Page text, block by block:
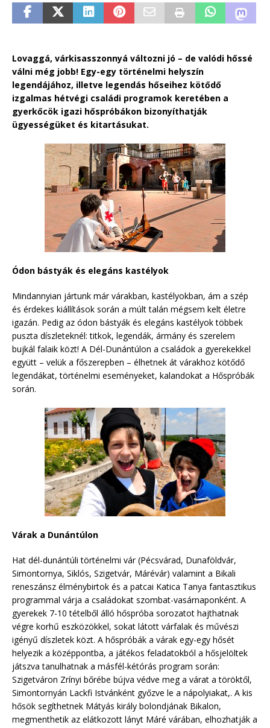
Lovaggá, várkisasszonnyá változni jó – de valódi hőssé
válni még jobb! Egy-egy történelmi helyszín
legendájához, illetve legendás hőseihez kötődő
izgalmas hétvégi családi programok keretében a
gyerkőcök igazi hőspróbákon bizonyíthatják
ügyességüket és kitartásukat.
Ódon bástyák és elegáns kastélyok
Mindannyian jártunk már várakban, kastélyokban, ám a szép
és érdekes kiállítások során a múlt talán mégsem kelt életre
igazán. Pedig az ódon bástyák és elegáns kastélyok többek
puszta díszleteknél: titkok, legendák, ármány és szerelem
bujkál falaik közt! A Dél-Dunántúlon a családok a gyerekekkel
együtt – velük a főszerepben – élhetnek át várakhoz kötődő
legendákat, történelmi eseményeket, kalandokat a Hőspróbák
során.
Várak a Dunántúlon
Hat dél-dunántúli történelmi vár (Pécsvárad, Dunaföldvár,
Simontornya, Siklós, Szigetvár, Márévár) valamint a Bikali
reneszánsz élménybirtok és a patcai Katica Tanya fantasztikus
programmal várja a családokat szombat-vasárnaponként. A
gyerekek 7-10 tételből álló hőspróba sorozatot hajthatnak
végre korhű eszközökkel, sokat látott várfalak és művészi
igényű díszletek közt. A hőspróbák a várak egy-egy hősét
helyezik a középpontba, a játékos feladatokból a hősjelöltek
játszva tanulhatnak a másfél-kétórás program során:
Szigetváron Zrínyi bőrébe bújva védve meg a várat a töröktől,
Simontornyán Lackfi Istvánként győzve le a nápolyiakat,. A kis
hősök segíthetnek Mátyás király bolondjának Bikalon,
megmenthetik az elátkozott lányt Máré várában, elhozhatják a